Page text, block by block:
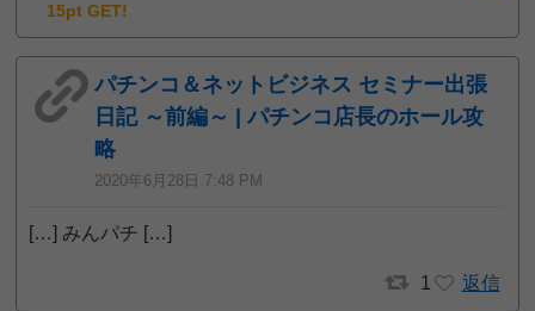
15pt GET!
パチンコ＆ネットビジネス セミナー出張
日記 ～前編～ | パチンコ店長のホール攻
略
2020年6月28日 7:48 PM
[…] みんパチ […]
1 返信